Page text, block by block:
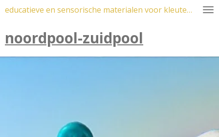
Ga
naar
de
hoofdinhoud
educatieve en sensorische materialen voor kleuters
noordpool-zuidpool